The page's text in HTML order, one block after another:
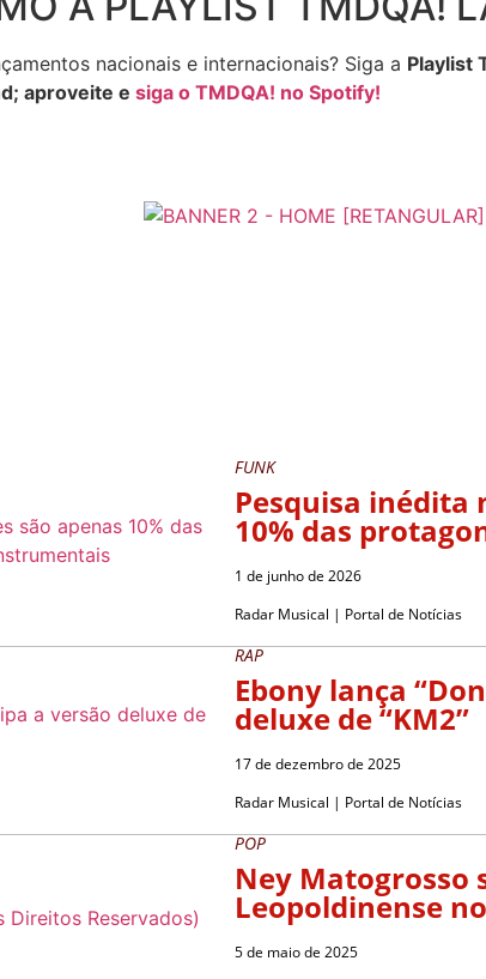
nacionais e internacionais? Siga a Playlist
aproveite e siga o TMDQA! no Spotify!
FUNK
Pesquisa inédita
10% das
1 de junho de 2026
Radar Musical | Portal de Notícias
RAP
Ebony lança
deluxe de “KM2”
17 de dezembro de 2025
Radar Musical | Portal de Notícias
POP
Ney Matogrosso
Leopoldinense
5 de maio de 2025